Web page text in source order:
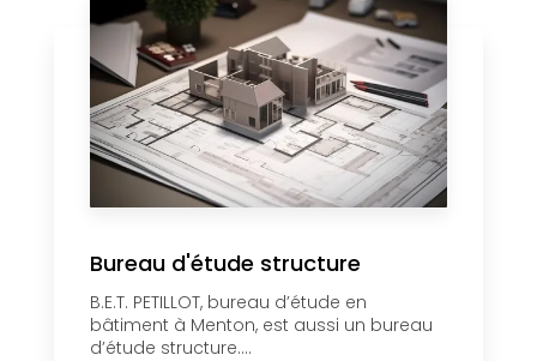
Bureau d'étude structure
B.E.T. PETILLOT, bureau d’étude en
bâtiment à Menton, est aussi un bureau
d’étude structure....